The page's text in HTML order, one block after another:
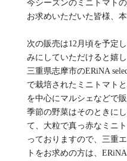
今シーズンのミニトマト
お求めいただいた皆様、
次の販売は12月頃を予定
みにしていただけると嬉
三重県志摩市のERiNA
で栽培されたミニトマト
を中心にマルシェなどで
季節の野菜はそのときに
て、大粒で真っ赤なミニ
っておりますので、三重
トをお求めの方は、